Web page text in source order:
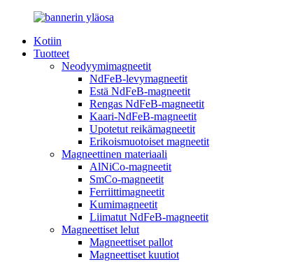
Kotiin
Tuotteet
Neodyymimagneetit
NdFeB-levymagneetit
Estä NdFeB-magneetit
Rengas NdFeB-magneetit
Kaari-NdFeB-magneetit
Upotetut reikämagneetit
Erikoismuotoiset magneetit
Magneettinen materiaali
AlNiCo-magneetit
SmCo-magneetit
Ferriittimagneetit
Kumimagneetit
Liimatut NdFeB-magneetit
Magneettiset lelut
Magneettiset pallot
Magneettiset kuutiot